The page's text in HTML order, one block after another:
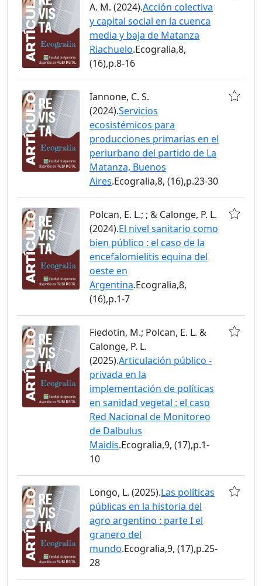
A. M. (2024).Acción colectiva
y capital social en la cuenca
media y baja de Matanza
Riachuelo.Ecogralia,8,
(16),p.8-16
Iannone, C. S.
(2024).Servicios
ecosistémicos para
producciones primarias en el
periurbano del partido de La
Matanza, Buenos
Aires.Ecogralia,8, (16),p.23-30
Polcan, E. L.; ; & Calonge, P. L.
(2024).El nivel sanitario como
bien público : el caso de la
encefalomielitis equina del
oeste en
Argentina.Ecogralia,8,
(16),p.1-7
Fiedotin, M.; Polcan, E. L. &
Calonge, P. L.
(2025).Articulación público -
privada en la
implementación de políticas
en sanidad vegetal : el caso
Red Nacional de Monitoreo
de Dalbulus
Maidis.Ecogralia,9, (17),p.1-
10
Longo, L. (2025).Las políticas
públicas en la historia del
agro argentino : parte I el
granero del
mundo.Ecogralia,9, (17),p.25-
28